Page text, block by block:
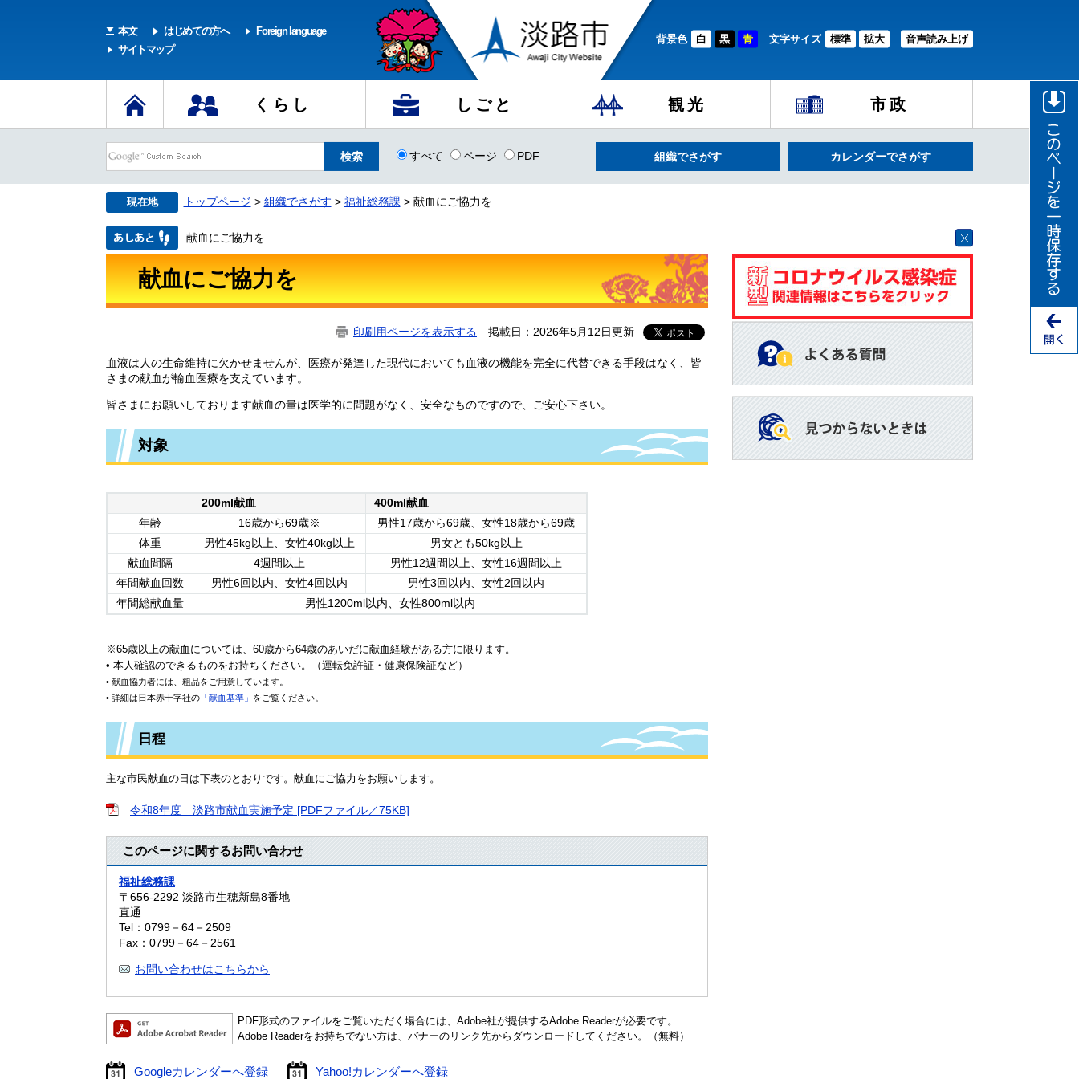
本文 はじめての方へ
Foreign language
サイトマップ
背景色 白 黒 青 文字サイズ 標準 拡大 音声読み上げ
くらし しごと 観光 市政
すべて ページ PDF 組織でさがす カレンダーでさがす
現在地 トップページ > 組織でさがす > 福祉総務課 > 献血にご協力を
献血にご協力を
献血にご協力を
印刷用ページを表示する 掲載日：2026年5月12日更新
血液は人の生命維持に欠かせませんが、医療が発達した現代においても血液の機能を完全に代替できる手段はなく、皆
さまの献血が輸血医療を支えています。
皆さまにお願いしております献血の量は医学的に問題がなく、安全なものですので、ご安心下さい。
対象
200ml献血
400ml献血
年齢
16歳から69歳※
男性17歳から69歳、女性18歳から69歳
体重
男性45kg以上、女性40kg以上
男女とも50kg以上
献血間隔
4週間以上
男性12週間以上、女性16週間以上
年間献血回数
男性6回以内、女性4回以内
男性3回以内、女性2回以内
年間総献血量
男性1200ml以内、女性800ml以内
※65歳以上の献血については、60歳から64歳のあいだに献血経験がある方に限ります。
• 本人確認のできるものをお持ちください。（運転免許証・健康保険証など）
• 献血協力者には、粗品をご用意しています。
• 詳細は日本赤十字社の 「献血基準」 をご覧ください。
日程
主な市民献血の日は下表のとおりです。献血にご協力をお願いします。
令和8年度 淡路市献血実施予定 [PDFファイル／75KB]
このページに関するお問い合わせ
福祉総務課
〒656-2292 淡路市生穂新島8番地
直通
Tel：0799－64－2509
Fax：0799－64－2561
お問い合わせはこちらから
PDF形式のファイルをご覧いただく場合には、Adobe社が提供するAdobe Readerが必要です。
Adobe Readerをお持ちでない方は、バナーのリンク先からダウンロードしてください。（無料）
Googleカレンダーへ登録 Yahoo!カレンダーへ登録